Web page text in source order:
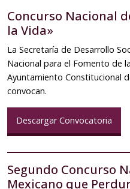
Concurso Nacional
la Vida»
La Secretaría de Desarrollo
Nacional para el Fomento de
Ayuntamiento Constitucional
convocan.
Descargar Convocatoria
Segundo Concurso
Mexicano que